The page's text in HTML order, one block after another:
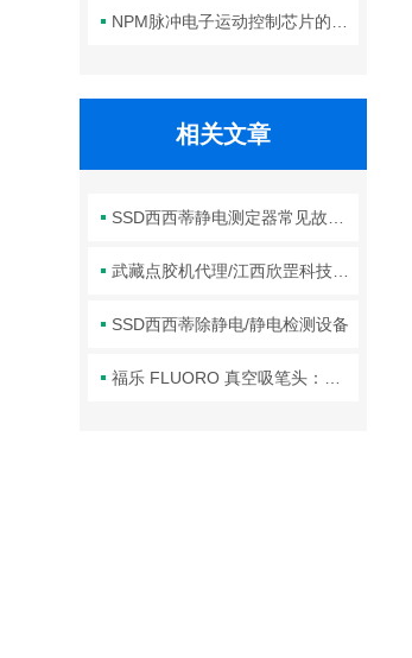
相关文章
SSD西西蒂除静电/静电检测设备